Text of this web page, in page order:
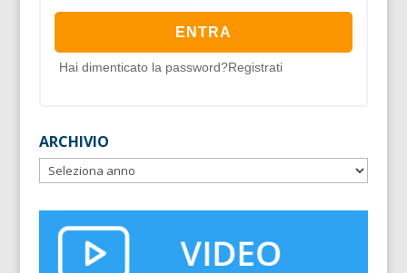
Hai dimenticato la password?Registrati
ARCHIVIO